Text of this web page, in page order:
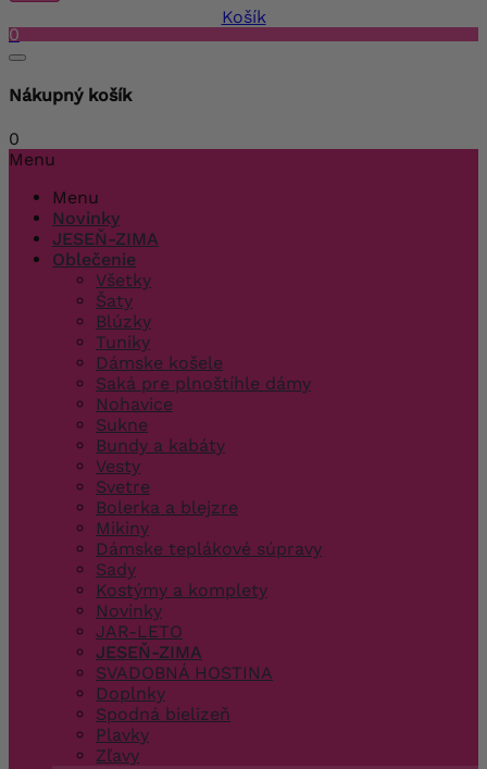
Košík
0
Nákupný košík
0
Menu
Menu
Novinky
JESEŇ-ZIMA
Oblečenie
Všetky
Šaty
Blúzky
Tuniky
Dámske košele
Saká pre plnoštíhle dámy
Nohavice
Sukne
Bundy a kabáty
Vesty
Svetre
Bolerka a blejzre
Mikiny
Dámske teplákové súpravy
Sady
Kostýmy a komplety
Novinky
JAR-LETO
JESEŇ-ZIMA
SVADOBNÁ HOSTINA
Doplnky
Spodná bielizeň
Plavky
Zľavy